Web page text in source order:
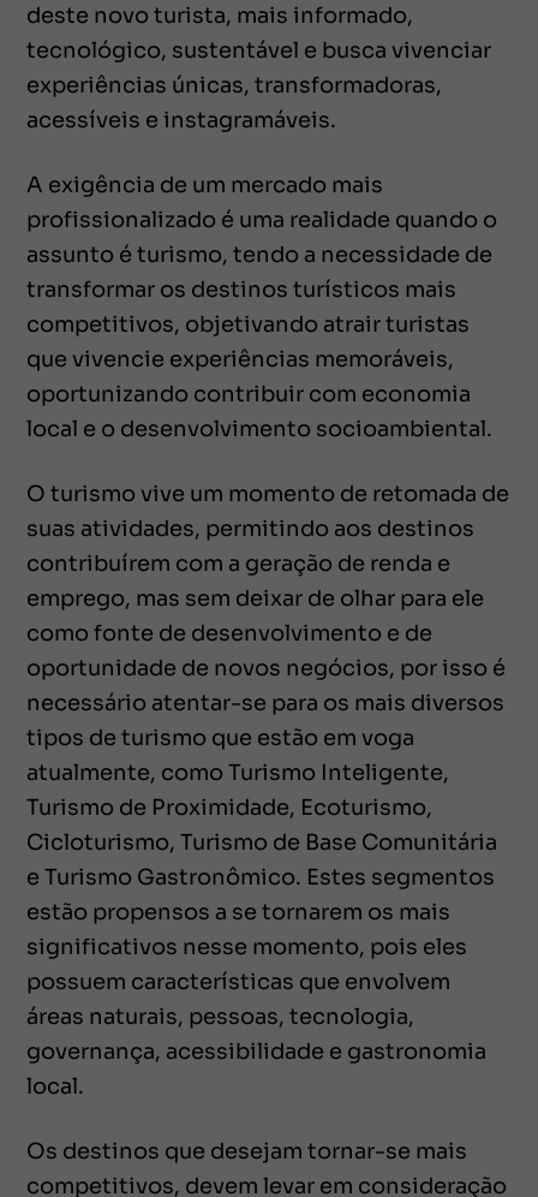
deste novo turista, mais informado,
tecnológico, sustentável e busca vivenciar
experiências únicas, transformadoras,
acessíveis e instagramáveis.
A exigência de um mercado mais
profissionalizado é uma realidade quando o
assunto é turismo, tendo a necessidade de
transformar os destinos turísticos mais
competitivos, objetivando atrair turistas
que vivencie experiências memoráveis,
oportunizando contribuir com economia
local e o desenvolvimento socioambiental.
O turismo vive um momento de retomada de
suas atividades, permitindo aos destinos
contribuírem com a geração de renda e
emprego, mas sem deixar de olhar para ele
como fonte de desenvolvimento e de
oportunidade de novos negócios, por isso é
necessário atentar-se para os mais diversos
tipos de turismo que estão em voga
atualmente, como Turismo Inteligente,
Turismo de Proximidade, Ecoturismo,
Cicloturismo, Turismo de Base Comunitária
e Turismo Gastronômico. Estes segmentos
estão propensos a se tornarem os mais
significativos nesse momento, pois eles
possuem características que envolvem
áreas naturais, pessoas, tecnologia,
governança, acessibilidade e gastronomia
local.
Os destinos que desejam tornar-se mais
competitivos, devem levar em consideração